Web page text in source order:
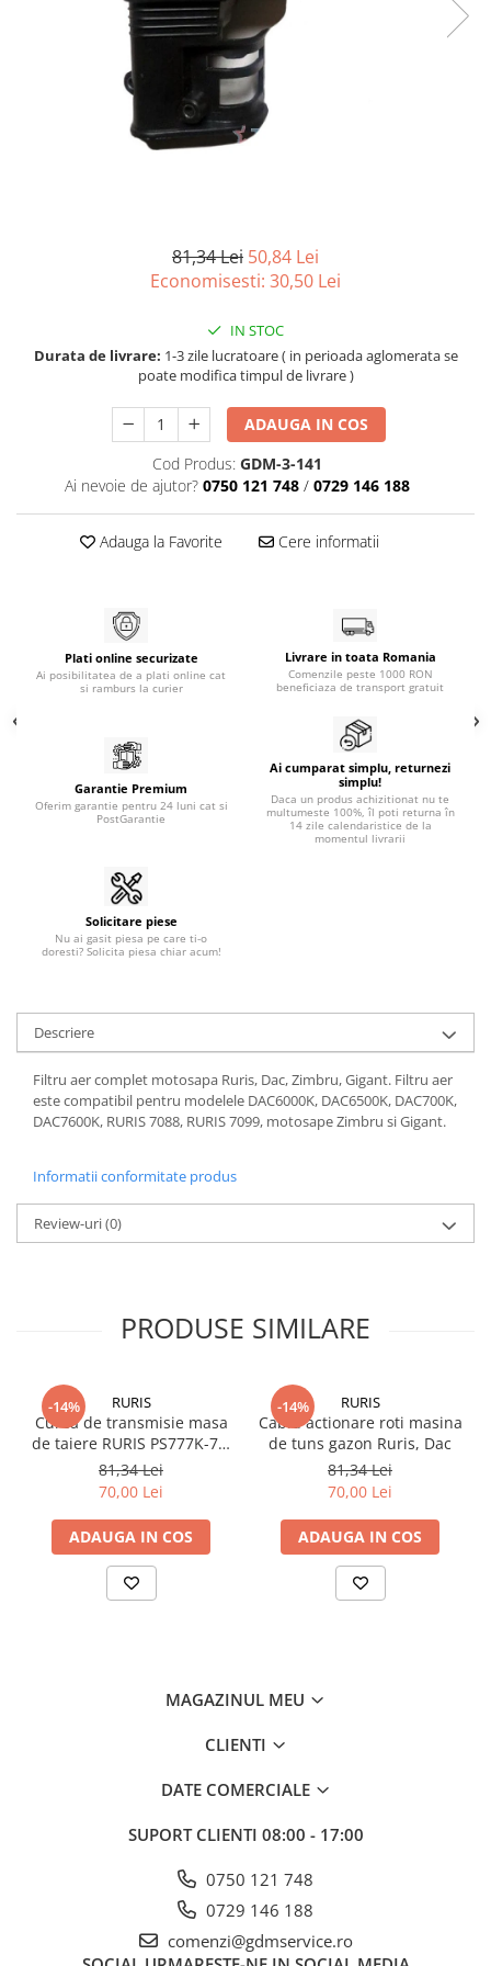
81,34 Lei 50,84 Lei
Economisesti: 30,50 Lei
IN STOC
Durata de livrare: 1-3 zile lucratoare ( in perioada aglomerata se
poate modifica timpul de livrare )
ADAUGA IN COS
Cod Produs: GDM-3-141
Ai nevoie de ajutor? 0750 121 748 / 0729 146 188
Adauga la Favorite Cere informatii
Plati online securizate
Ai posibilitatea de a plati online cat
si ramburs la curier
Livrare in toata Romania
Comenzile peste 1000 RON
beneficiaza de transport gratuit
Garantie Premium
Oferim garantie pentru 24 luni cat si
PostGarantie
Ai cumparat simplu, returnezi
simplu!
Daca un produs achizitionat nu te
multumeste 100%, îl poti returna în
14 zile calendaristice de la
momentul livrarii
Solicitare piese
Nu ai gasit piesa pe care ti-o
doresti? Solicita piesa chiar acum!
Descriere
Filtru aer complet motosapa Ruris, Dac, Zimbru, Gigant. Filtru aer
este compatibil pentru modelele DAC6000K, DAC6500K, DAC700K,
DAC7600K, RURIS 7088, RURIS 7099, motosape Zimbru si Gigant.
Informatii conformitate produs
Review-uri(0)
PRODUSE SIMILARE
-14% RURIS
Curea de transmisie masa
de taiere RURIS PS777K-76,
pentru motocositori Ruris
DAC 777K
81,34 Lei
70,00 Lei
ADAUGA IN COS
-14% RURIS
Cablu actionare roti masina
de tuns gazon Ruris, Dac
81,34 Lei
70,00 Lei
ADAUGA IN COS
MAGAZINUL MEU
CLIENTI
DATE COMERCIALE
SUPORT CLIENTI 08:00 - 17:00
0750 121 748
0729 146 188
comenzi@gdmservice.ro